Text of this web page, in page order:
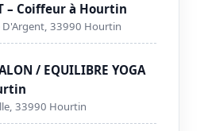
– Coiffeur à Hourtin
D'Argent, 33990 Hourtin
/ EQUILIBRE YOGA
33990 Hourtin